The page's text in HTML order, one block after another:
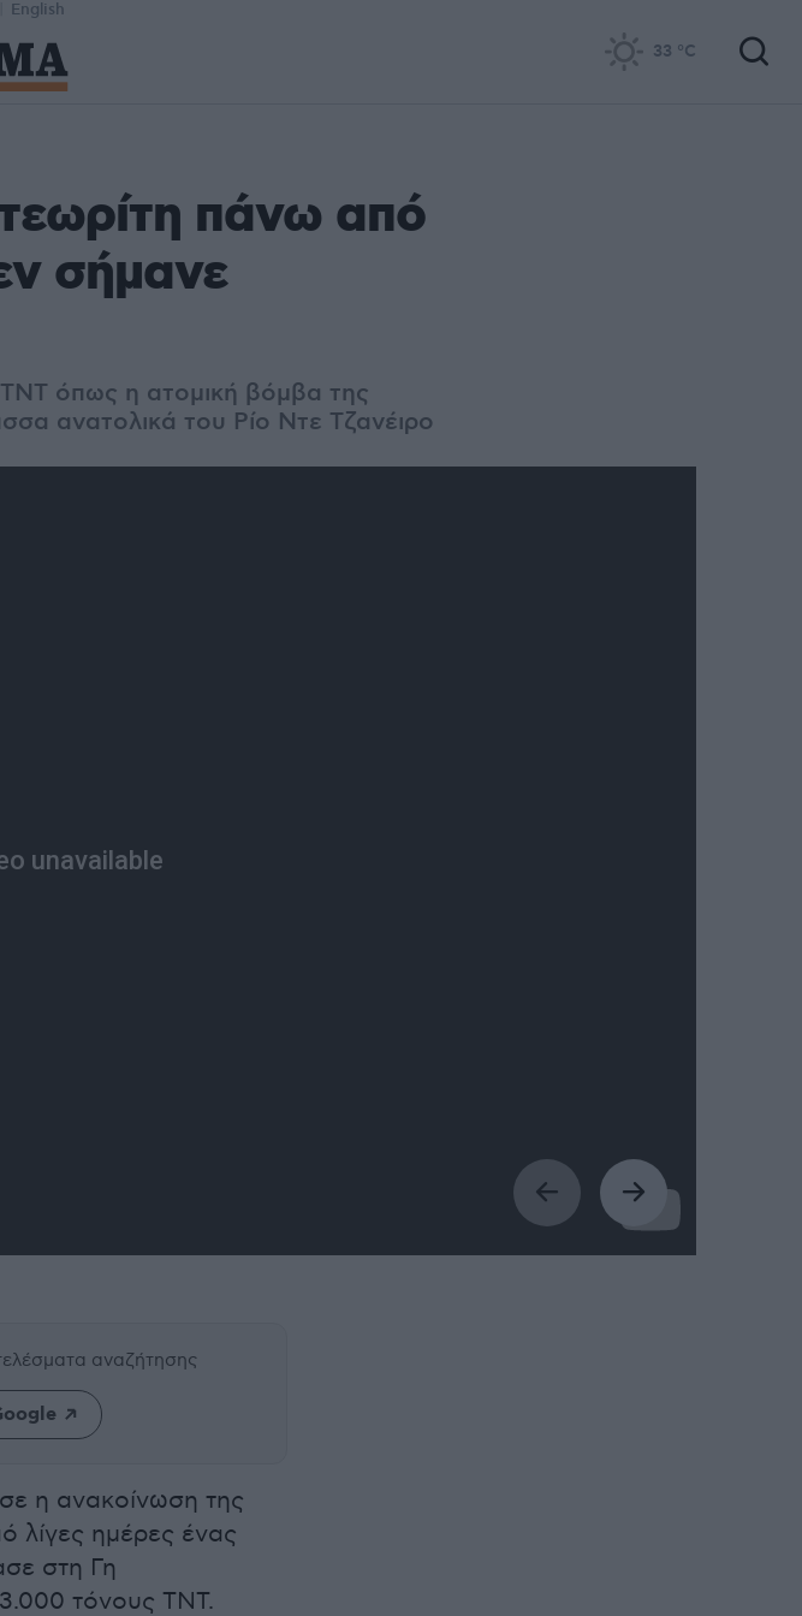
English
33 °C
πάνω από
σήμανε
όπως η ατομική βόμβα της
ανατολικά του Ρίο Ντε Τζανέιρο
αναζήτησης
η ανακοίνωση της
λίγες ημέρες ένας
στη Γη
τόνους ΤΝΤ.